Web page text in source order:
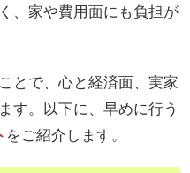
、家や費用面にも負担が
とで、心と経済面、実家
す。以下に、早めに行う
をご紹介します。